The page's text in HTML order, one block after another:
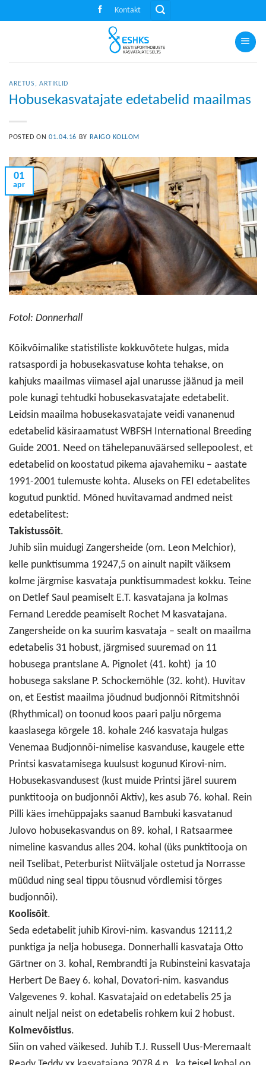
to
Kontakt
ARETUS , ARTIKLID
Hobusekasvatajate edetabelid maailmas
POSTED ON01.04.16 BY RAIGO KOLLOM
01
apr
Fotol: Donnerhall
Kõikvõimalike statistiliste kokkuvõtete hulgas, mida
ratsaspordi ja hobusekasvatuse kohta tehakse, on
kahjuks maailmas viimasel ajal unarusse jäänud ja meil
pole kunagi tehtudki hobusekasvatajate edetabelit.
Leidsin maailma hobusekasvatajate veidi vananenud
edetabelid käsiraamatust WBFSH International Breeding
Guide 2001. Need on tähelepanuväärsed sellepoolest, et
edetabelid on koostatud pikema ajavahemiku – aastate
1991-2001 tulemuste kohta. Aluseks on FEI edetabelites
kogutud punktid. Mõned huvitavamad andmed neist
edetabelitest:
Takistussõit.
Juhib siin muidugi Zangersheide (om. Leon Melchior),
kelle punktisumma 19247,5 on ainult napilt väiksem
kolme järgmise kasvataja punktisummadest kokku. Teine
on Detlef Saul peamiselt E.T. kasvatajana ja kolmas
Fernand Leredde peamiselt Rochet M kasvatajana.
Zangersheide on ka suurim kasvataja – sealt on maailma
edetabelis 31 hobust, järgmised suuremad on 11
hobusega prantslane A. Pignolet (41. koht) ja 10
hobusega sakslane P. Schockemöhle (32. koht). Huvitav
on, et Eestist maailma jõudnud budjonnõi Ritmitshnõi
(Rhythmical) on toonud koos paari palju nõrgema
kaaslasega kõrgele 18. kohale 246 kasvataja hulgas
Venemaa Budjonnõi-nimelise kasvanduse, kaugele ette
Printsi kasvatamisega kuulsust kogunud Kirovi-nim.
Hobusekasvandusest (kust muide Printsi järel suurem
punktitooja on budjonnõi Aktiv), kes asub 76. kohal. Rein
Pilli käes imehüppajaks saanud Bambuki kasvatanud
Julovo hobusekasvandus on 89. kohal, I Ratsaarmee
nimeline kasvandus alles 204. kohal (üks punktitooja on
neil Tselibat, Peterburist Niitväljale ostetud ja Norrasse
müüdud ning seal tippu tõusnud võrdlemisi tõrges
budjonnõi).
Koolisõit.
Seda edetabelit juhib Kirovi-nim. kasvandus 12111,2
punktiga ja nelja hobusega. Donnerhalli kasvataja Otto
Gärtner on 3. kohal, Rembrandti ja Rubinsteini kasvataja
Herbert De Baey 6. kohal, Dovatori-nim. kasvandus
Valgevenes 9. kohal. Kasvatajaid on edetabelis 25 ja
ainult neljal neist on edetabelis rohkem kui 2 hobust.
Kolmevõistlus.
Siin on vahed väikesed. Juhib T.J. Russell Uus-Meremaalt